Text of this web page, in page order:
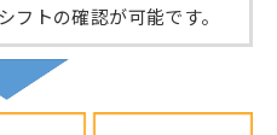
フトの確認が可能です。